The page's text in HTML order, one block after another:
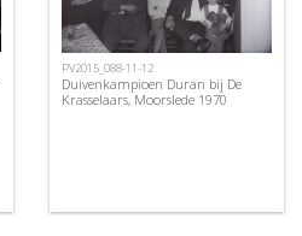
PV2015_088-11-12
Duivenkampioen Duran bij De
Krasselaars, Moorslede 1970